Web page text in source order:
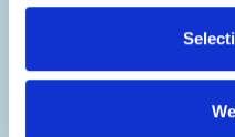
niet meer op